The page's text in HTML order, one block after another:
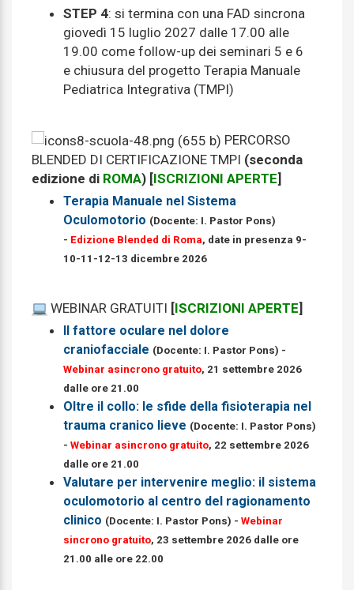
STEP 4: si termina con una FAD sincrona
giovedì 15 luglio 2027 dalle 17.00 alle
19.00 come follow-up dei seminari 5 e 6
e chiusura del progetto Terapia Manuale
Pediatrica Integrativa (TMPI)
PERCORSO
BLENDED DI CERTIFICAZIONE TMPI (seconda
edizione di ROMA) [ISCRIZIONI APERTE]
Terapia Manuale nel Sistema
Oculomotorio (Docente: I. Pastor Pons)
- Edizione Blended di Roma, date in presenza 9-
10-11-12-13 dicembre 2026
WEBINAR GRATUITI [ISCRIZIONI APERTE]
Il fattore oculare nel dolore
craniofacciale (Docente: I. Pastor Pons) -
Webinar asincrono gratuito, 21 settembre 2026
dalle ore 21.00
Oltre il collo: le sfide della fisioterapia nel
trauma cranico lieve (Docente: I. Pastor Pons)
- Webinar asincrono gratuito, 22 settembre 2026
dalle ore 21.00
Valutare per intervenire meglio: il sistema
oculomotorio al centro del ragionamento
clinico (Docente: I. Pastor Pons) - Webinar
sincrono gratuito, 23 settembre 2026 dalle ore
21.00 alle ore 22.00